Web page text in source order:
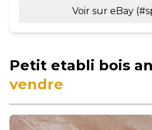
Voir sur eBay
Petit etabli bois
vendre